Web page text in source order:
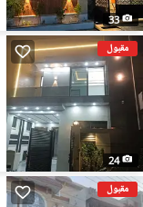
33
مقبول
24
مقبول